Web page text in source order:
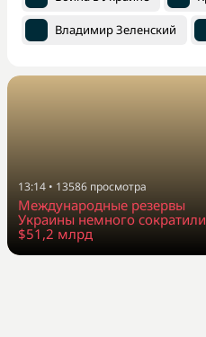
Владимир Зеленский
13:14 • 13586 просмотра
Международные резервы
Украины немного
$51,2 млрд